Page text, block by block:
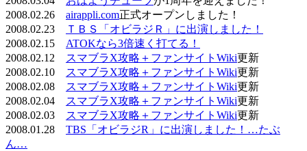
2008.02.26 airappli.com正式オープンしました！
2008.02.23
ＴＢＳ「オビラジＲ」に出演しました！
2008.02.15 ATOKなら3倍速く打てる！
2008.02.12
スマブラX攻略＋ファンサイトWiki更新
2008.02.10
スマブラX攻略＋ファンサイトWiki更新
2008.02.08
スマブラX攻略＋ファンサイトWiki更新
2008.02.04
スマブラX攻略＋ファンサイトWiki更新
2008.02.03
スマブラX攻略＋ファンサイトWiki更新
2008.01.28 TBS「オビラジR」に出演しました！…たぶ
ん…